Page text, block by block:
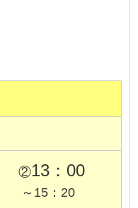
②13：00
～15：20